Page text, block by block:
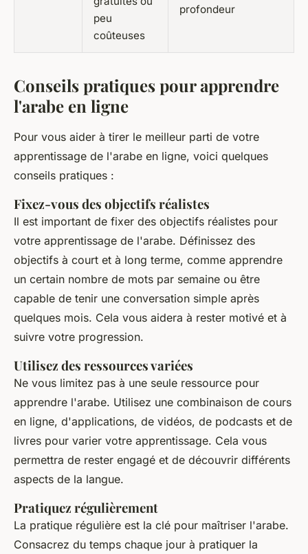
peu
coûteuses
profondeur
Conseils pratiques pour apprendre
l'arabe en ligne
Pour vous aider à tirer le meilleur parti de votre
apprentissage de l'arabe en ligne, voici quelques
conseils pratiques :
Fixez-vous des objectifs réalistes
Il est important de fixer des objectifs réalistes pour
votre apprentissage de l'arabe. Définissez des
objectifs à court et à long terme, comme apprendre
un certain nombre de mots par semaine ou être
capable de tenir une conversation simple après
quelques mois. Cela vous aidera à rester motivé et à
suivre votre progression.
Utilisez des ressources variées
Ne vous limitez pas à une seule ressource pour
apprendre l'arabe. Utilisez une combinaison de cours
en ligne, d'applications, de vidéos, de podcasts et de
livres pour varier votre apprentissage. Cela vous
permettra de rester engagé et de découvrir différents
aspects de la langue.
Pratiquez régulièrement
La pratique régulière est la clé pour maîtriser l'arabe.
Consacrez du temps chaque jour à pratiquer la